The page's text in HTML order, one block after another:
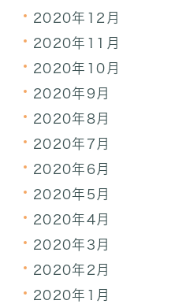
2020年12月
2020年11月
2020年10月
2020年9月
2020年8月
2020年7月
2020年6月
2020年5月
2020年4月
2020年3月
2020年2月
2020年1月